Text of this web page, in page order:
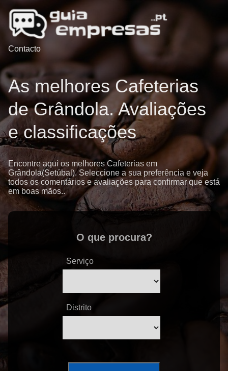
Contacto
As melhores Cafeterias
de Grândola. Avaliações
e classificações
Encontre aqui os melhores Cafeterias em
Grândola(Setúbal). Seleccione a sua preferência e veja
todos os comentários e avaliações para confirmar que está
em boas mãos..
O que procura?
Serviço
Distrito